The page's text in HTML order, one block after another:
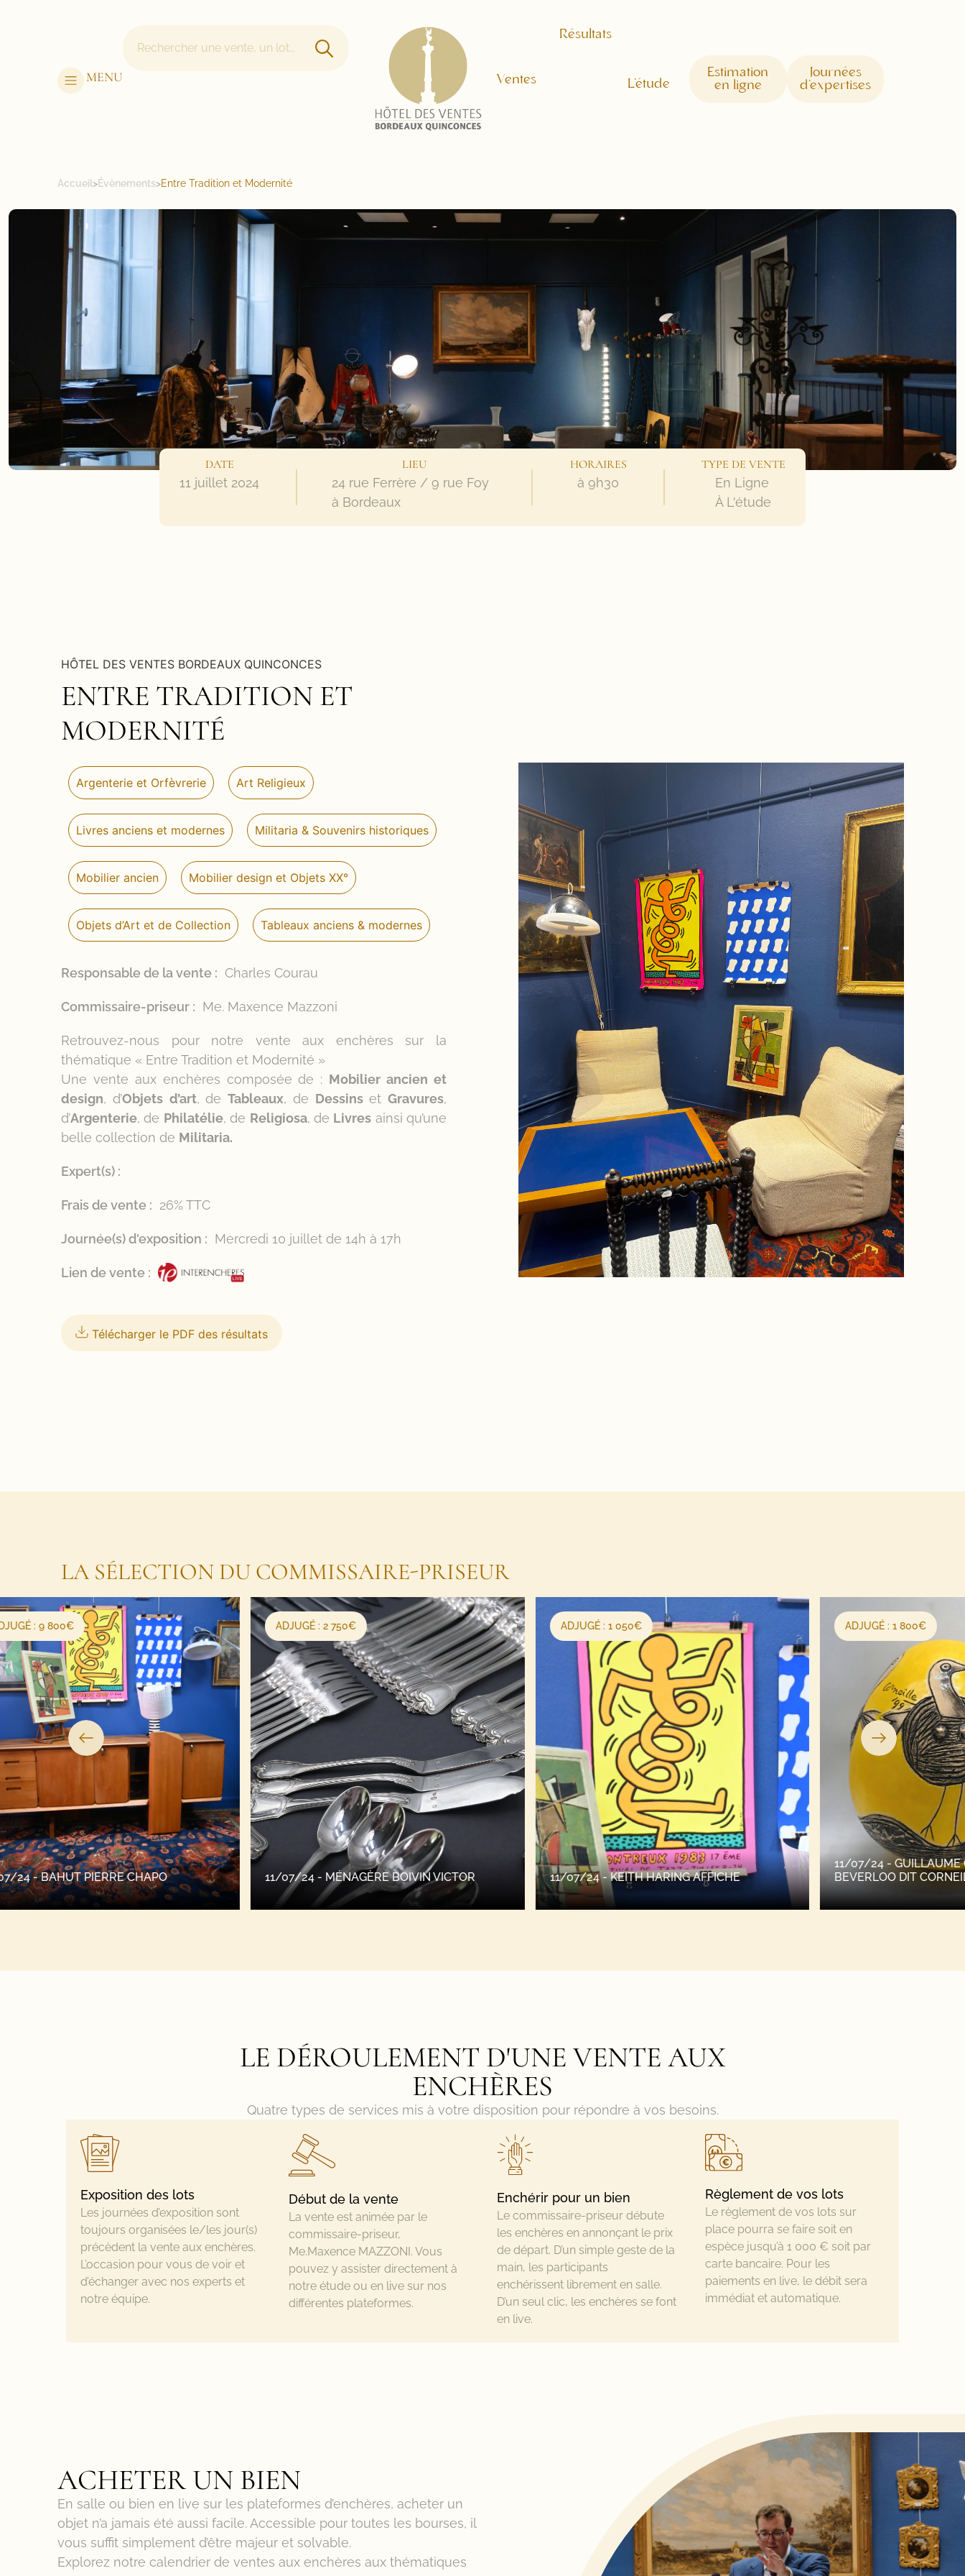
MENU Ventes
Résultats
L’étude
Estimation
en ligne
Journées
d'expertises
Accueil >Évènements>Entre Tradition et Modernité
DATE
11 juillet 2024
LIEU
24 rue Ferrère / 9 rue Foy
à Bordeaux
HORAIRES
à 9h30
TYPE DE VENTE
En Ligne
À L'étude
HÔTEL DES VENTES BORDEAUX QUINCONCES
ENTRE TRADITION ET
MODERNITÉ
Argenterie et Orfèvrerie Art Religieux
Livres anciens et modernes Militaria & Souvenirs historiques
Mobilier ancien Mobilier design et Objets XX°
Objets d’Art et de Collection Tableaux anciens & modernes
Responsable de la vente : Charles Courau
Commissaire-priseur : Me. Maxence Mazzoni
Retrouvez-nous pour notre vente aux enchères sur la
thématique « Entre Tradition et Modernité »
Une vente aux enchères composée de : Mobilier ancien et
design, d’Objets d’art, de Tableaux, de Dessinset Gravures,
d’Argenterie, de Philatélie, de Religiosa, de Livres ainsi qu’une
belle collection de Militaria.
Expert(s) :
Frais de vente : 26% TTC
Journée(s) d'exposition : Mercredi 10 juillet de 14h à 17h
Lien de vente :
Télécharger le PDF des résultats
LA SÉLECTION DU COMMISSAIRE-PRISEUR
ADJUGÉ : 2 750€
11/07/24 - MÉNAGÈRE BOIVIN VICTOR
ADJUGÉ : 1 050€
11/07/24 - KEITH HARING AFFICHE
ADJUGÉ : 1 800€
11/07/24 - GUILLAUME CORNELIS VAN
BEVERLOO DIT CORNEILLE
11/07/
LE DÉROULEMENT D'UNE VENTE AUX
ENCHÈRES
Quatre types de services mis à votre disposition pour répondre à vos besoins.
Exposition des lots
Les journées d’exposition sont
toujours organisées le/les jour(s)
précèdent la vente aux enchères.
L’occasion pour vous de voir et
d’échanger avec nos experts et
notre équipe.
Début de la vente
La vente est animée par le
commissaire-priseur,
Me.Maxence MAZZONI. Vous
pouvez y assister directement à
notre étude ou en live sur nos
différentes plateformes.
Enchérir pour un bien
Le commissaire-priseur débute
les enchères en annonçant le prix
de départ. D’un simple geste de la
main, les participants
enchérissent librement en salle.
D’un seul clic, les enchères se font
en live.
Règlement de vos lots
Le règlement de vos lots sur
place pourra se faire soit en
espèce jusqu’à 1 000 € soit par
carte bancaire. Pour les
paiements en live, le débit sera
immédiat et automatique.
ACHETER UN BIEN
En salle ou bien en live sur les plateformes d’enchères, acheter un
objet n’a jamais été aussi facile. Accessible pour toutes les bourses, il
vous suffit simplement d’être majeur et solvable.
Explorez notre calendrier de ventes aux enchères aux thématiques